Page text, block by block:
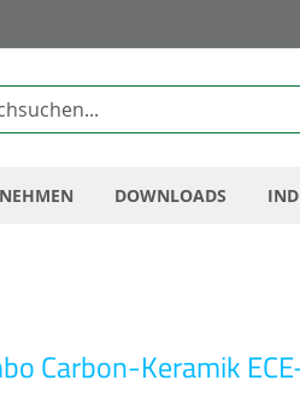
Inhalt
DOWNLOADS
Carbon-Keramik